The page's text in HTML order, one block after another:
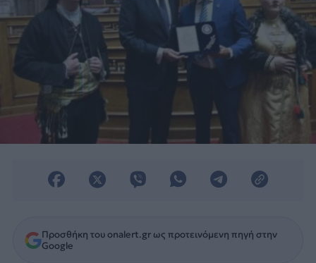
Προσθήκη του onalert.gr ως προτεινόμενη πηγή στην
Google